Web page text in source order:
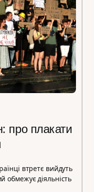
про плакати
втретє вийдуть
обмежує діяльність